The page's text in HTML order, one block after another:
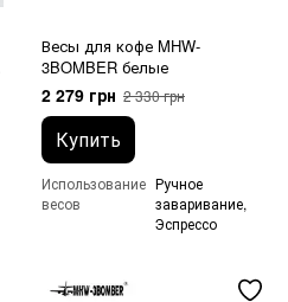
Весы для кофе MHW-
3BOMBER белые
2 279 грн 2 330 грн
Купить
Использование
весов
Ручное
заваривание,
Эспрессо